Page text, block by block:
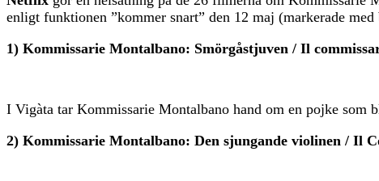
enligt funktionen ”kommer snart” den 12 maj (markerade
1) Kommissarie Montalbano: Smörgåstjuven / Il
I Vigàta tar Kommissarie Montalbano hand om en pojke
2) Kommissarie Montalbano: Den sjungande violinen / Il